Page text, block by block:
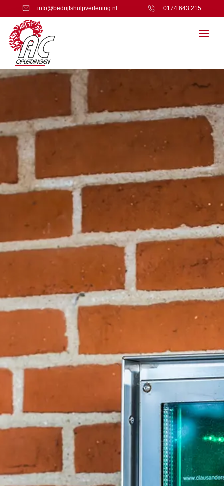
info@bedrijfshulpverlening.nl 0174 643 215